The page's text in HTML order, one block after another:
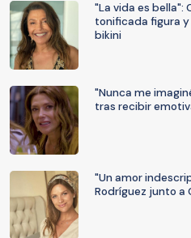
"La vida es bella":
tonificada figura
bikini
"Nunca me
tras recibir
"Un amor
Rodríguez junto a